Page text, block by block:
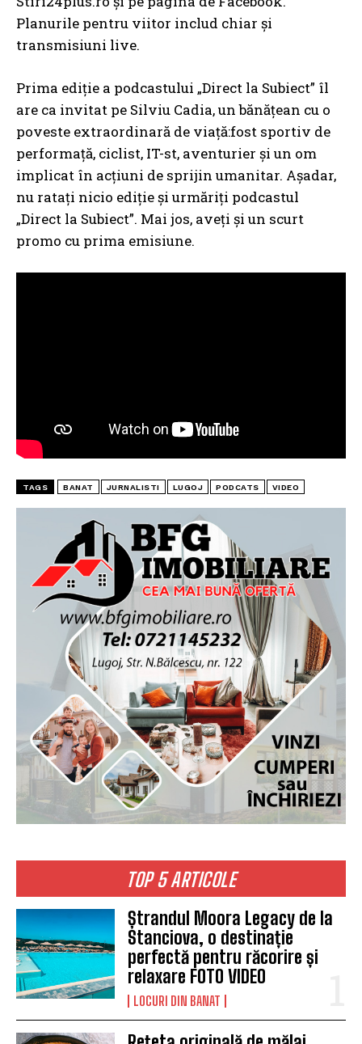
TOP 5 ARTICOLE
Ștrandul Moora Legacy de la
Stanciova, o destinație
perfectă pentru răcorire și
relaxare FOTO VIDEO
LOCURI DIN BANAT
Planurile pentru viitor includ chiar și
transmisiuni live.
Prima ediție a podcastului „Direct la Subiect” îl
are ca invitat pe Silviu Cadia, un bănățean cu o
poveste extraordinară de viață:fost sportiv de
performață, ciclist, IT-st, aventurier și un om
implicat în acțiuni de sprijin umanitar. Așadar,
nu ratați nicio ediție și urmăriți podcastul
„Direct la Subiect”. Mai jos, aveți și un scurt
promo cu prima emisiune.
TAGS BANAT JURNALISTI LUGOJ PODCATS VIDEO